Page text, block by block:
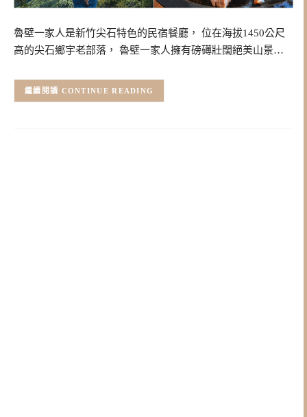
魯壁一家人是新竹尖石特色的民宿餐廳， 位在海拔1450公尺
高的尖石鄉宇老部落， 魯壁一家人擁有磅礡壯闊絕美山景…
CONTINUE READING